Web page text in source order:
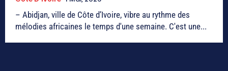
– Abidjan, ville de Côte d’Ivoire, vibre au rythme des
mélodies africaines le temps d'une semaine. C'est une...